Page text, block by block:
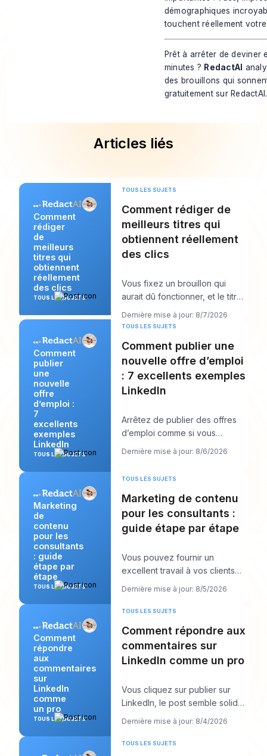
démographiques
touchent réellement
Prêt à arrêter de deviner
minutes ? RedactAI
des brouillons qui
gratuitement sur RedactAI .
Articles liés
Comment
rédiger
de
meilleurs
titres qui
obtiennent
réellement
des clics
TOUS LES SUJETS
TOUS LES SUJETS
Comment rédiger de
meilleurs titres qui
obtiennent réellement
des clics
Vous fixez un brouillon qui
aurait dû fonctionner, et le titre
est probablement la première
chose qu
Dernière mise à jour: 8/7/2026
Comment
publier
une
nouvelle
offre
d’emploi :
7
excellents
exemples
LinkedIn
TOUS LES SUJETS
TOUS LES SUJETS
Comment publier une
nouvelle offre d’emploi
: 7 excellents exemples
LinkedIn
Arrêtez de publier des offres
d’emploi comme si vous
remplissiez des formulaires et
commencez à les
Dernière mise à jour: 8/6/2026
Marketing
de
contenu
pour les
consultants
: guide
étape par
étape
TOUS LES SUJETS
TOUS LES SUJETS
Marketing de contenu
pour les consultants :
guide étape par étape
Vous pouvez fournir un
excellent travail à vos clients
tout en vous sentant
étrangement invisible en
Dernière mise à jour: 8/5/2026
Comment
répondre
aux
commentaires
sur
LinkedIn
comme
un pro
TOUS LES SUJETS
TOUS LES SUJETS
Comment répondre aux
commentaires sur
LinkedIn comme un pro
Vous cliquez sur publier sur
LinkedIn, le post semble solide,
puis le vrai travail commence.
Dernière mise à jour: 8/4/2026
TOUS LES SUJETS